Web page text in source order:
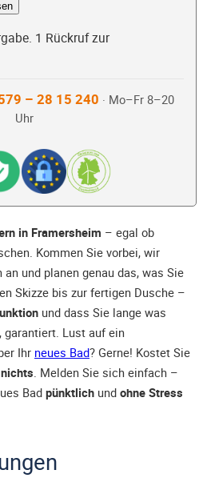
1 Rückruf zur
– 28 15 240 · Mo–Fr 8–20
Uhr
in Framersheim – egal ob
Kommen Sie vorbei, wir
und planen genau das, was Sie
Skizze bis zur fertigen Dusche –
und dass Sie lange was
, garantiert. Lust auf ein
Ihr neues Bad? Gerne! Kostet Sie
. Melden Sie sich einfach –
Bad pünktlich und ohne Stress